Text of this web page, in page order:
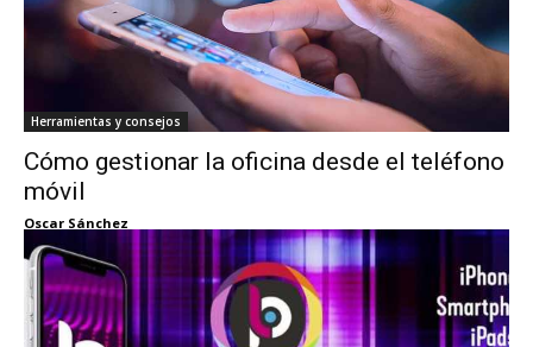
Herramientas y consejos
Cómo gestionar la oficina desde el teléfono
móvil
Oscar Sánchez